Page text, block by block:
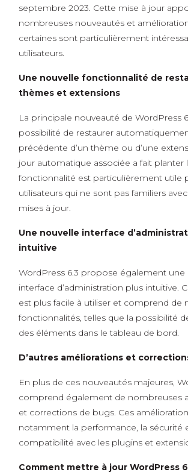
septembre 2023. Cette mise à jour
nombreuses nouveautés et
certaines sont particulièrement
utilisateurs.
Une nouvelle fonctionnalité de
thèmes et extensions
La principale nouveauté de WordPress
possibilité de restaurer
précédente d’un thème ou d’une
jour automatique associée a fait planter
fonctionnalité est particulièrement utile
utilisateurs qui ne sont pas familiers
mises à jour.
Une nouvelle interface
intuitive
WordPress 6.3 propose également une
interface d’administration plus intuitive.
est plus facile à utiliser et comprend de
fonctionnalités, telles que la possibilité
des éléments dans le tableau de bord.
D’autres améliorations et
En plus de ces nouveautés majeures,
comprend également de nombreuses
et corrections de bugs. Ces
notamment la performance, la sécurité
compatibilité avec les plugins et
Comment mettre à jour WordPress